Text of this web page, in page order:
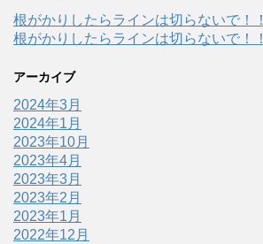
根がかりしたらラインは切らないで！！
根がかりしたらラインは切らないで！！
アーカイブ
2024年3月
2024年1月
2023年10月
2023年4月
2023年3月
2023年2月
2023年1月
2022年12月